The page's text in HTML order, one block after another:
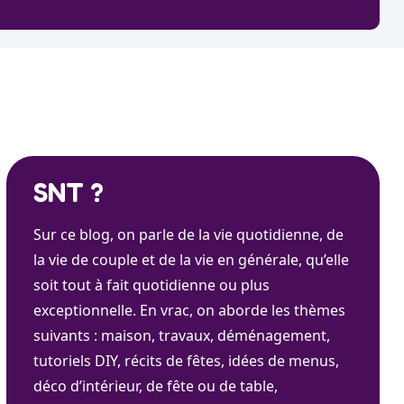
SNT ?
Sur ce blog, on parle de la vie quotidienne, de
la vie de couple et de la vie en générale, qu’elle
soit tout à fait quotidienne ou plus
exceptionnelle. En vrac, on aborde les thèmes
suivants : maison, travaux, déménagement,
tutoriels DIY, récits de fêtes, idées de menus,
déco d’intérieur, de fête ou de table,